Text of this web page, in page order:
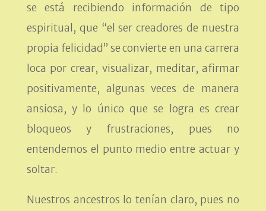
se está recibiendo información de tipo
espiritual, que “el ser creadores de nuestra
propia felicidad” se convierte en una carrera
loca por crear, visualizar, meditar, afirmar
positivamente, algunas veces de manera
ansiosa, y lo único que se logra es crear
bloqueos y frustraciones, pues no
entendemos el punto medio entre actuar y
soltar.
Nuestros ancestros lo tenían claro, pues no